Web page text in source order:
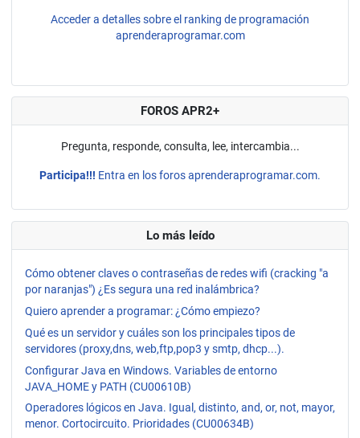
Acceder a detalles sobre el ranking de programación
aprenderaprogramar.com
FOROS APR2+
Pregunta, responde, consulta, lee, intercambia...
Participa!!! Entra en los foros aprenderaprogramar.com.
Lo más leído
Cómo obtener claves o contraseñas de redes wifi (cracking "a
por naranjas") ¿Es segura una red inalámbrica?
Quiero aprender a programar: ¿Cómo empiezo?
Qué es un servidor y cuáles son los principales tipos de
servidores (proxy,dns, web,ftp,pop3 y smtp, dhcp...).
Configurar Java en Windows. Variables de entorno
JAVA_HOME y PATH (CU00610B)
Operadores lógicos en Java. Igual, distinto, and, or, not, mayor,
menor. Cortocircuito. Prioridades (CU00634B)